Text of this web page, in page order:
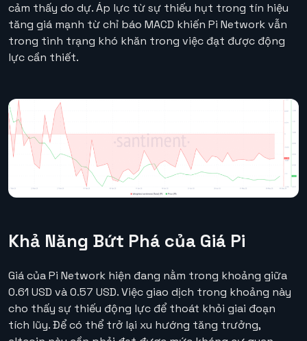
cảm thấy do dự. Áp lực từ sự thiếu hụt trong tín hiệu
tăng giá mạnh từ chỉ báo MACD khiến Pi Network vẫn
trong tình trạng khó khăn trong việc đạt được động
lực cần thiết.
Khả Năng Bứt Phá của Giá Pi
Giá của Pi Network hiện đang nằm trong khoảng giữa
0.61 USD và 0.57 USD. Việc giao dịch trong khoảng này
cho thấy sự thiếu động lực để thoát khỏi giai đoạn
tích lũy. Để có thể trở lại xu hướng tăng trưởng,